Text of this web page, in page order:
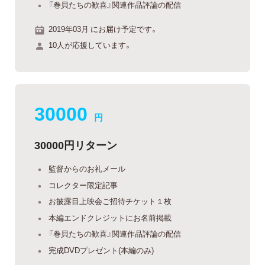
『巻貝たちの歓喜』関連作品評論の配信
2019年03月 にお届け予定です。
10人が応援しています。
30000 円
30000円リターン
監督からのお礼メール
コレクター限定記事
お披露目上映会ご招待チケット１枚
本編エンドクレジットにお名前掲載
『巻貝たちの歓喜』関連作品評論の配信
完成DVDプレゼント(本編のみ)